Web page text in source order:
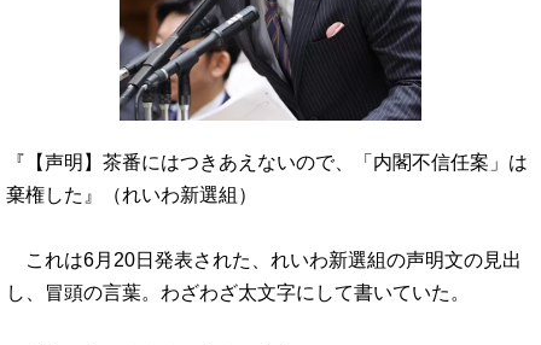
『【声明】茶番にはつきあえないので、「内閣不信任案」は
棄権した』（れいわ新選組）
これは6月20日発表された、れいわ新選組の声明文の見出
し、冒頭の言葉。わざわざ太文字にして書いていた。